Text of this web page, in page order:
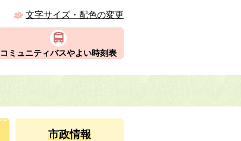
文字サイズ・配色の変更
コミュニティバスやよい時刻表
市政情報